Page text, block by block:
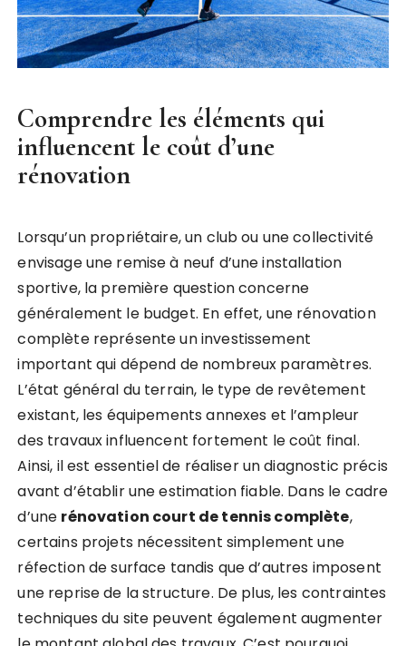
Comprendre les éléments qui
influencent le coût d’une
rénovation
Lorsqu’un propriétaire, un club ou une collectivité
envisage une remise à neuf d’une installation
sportive, la première question concerne
généralement le budget. En effet, une rénovation
complète représente un investissement
important qui dépend de nombreux paramètres.
L’état général du terrain, le type de revêtement
existant, les équipements annexes et l’ampleur
des travaux influencent fortement le coût final.
Ainsi, il est essentiel de réaliser un diagnostic précis
avant d’établir une estimation fiable. Dans le cadre
d’une rénovation court de tennis complète,
certains projets nécessitent simplement une
réfection de surface tandis que d’autres imposent
une reprise de la structure. De plus, les contraintes
techniques du site peuvent également augmenter